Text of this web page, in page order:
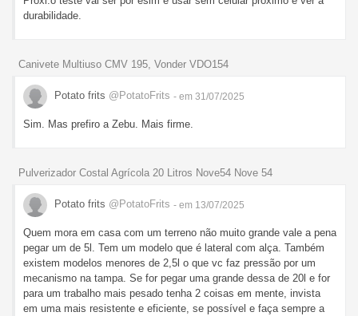
durabilidade.
Canivete Multiuso CMV 195, Vonder VDO154
Potato frits @PotatoFrits - em 31/07/2025
Sim. Mas prefiro a Zebu. Mais firme.
Pulverizador Costal Agrícola 20 Litros Nove54 Nove 54
Potato frits @PotatoFrits - em 13/07/2025
Quem mora em casa com um terreno não muito grande vale a pena
pegar um de 5l. Tem um modelo que é lateral com alça. Também
existem modelos menores de 2,5l o que vc faz pressão por um
mecanismo na tampa. Se for pegar uma grande dessa de 20l e for
para um trabalho mais pesado tenha 2 coisas em mente, invista
em uma mais resistente e eficiente, se possível e faça sempre a